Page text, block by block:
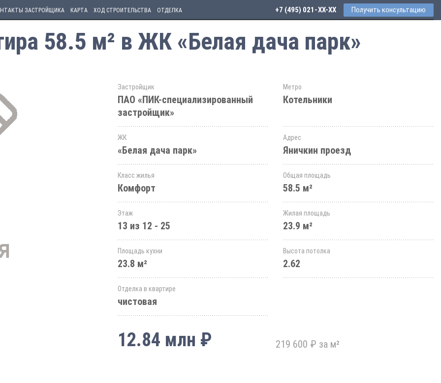
ЗАСТРОЙЩИКА КАРТА ХОД СТРОИТЕЛЬСТВА ОТДЕЛКА +7 (495) 021-41-76 Получить консультацию
58.5 м² в ЖК «Белая дача парк»
Застройщик
ПАО «ПИК-специализированный
застройщик»
Метро
Котельники
ЖК
«Белая дача парк»
Адрес
Яничкин проезд
Класс жилья
Комфорт
Общая площадь
58.5 м²
Этаж
13 из 12 - 25
Жилая площадь
23.9 м²
Площадь кухни
23.8 м²
Высота потолка
2.62
Отделка в квартире
чистовая
12.84 млн ₽ 219 600 ₽ за м²